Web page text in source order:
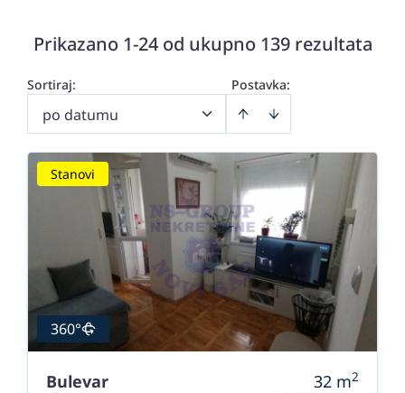
Prikazano 1-24 od ukupno 139 rezultata
Postavka:
Sortiraj:
po datumu
Stanovi
360°
Bulevar 32 m2